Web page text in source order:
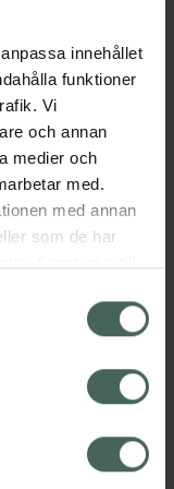
innehållet
funktioner
Vi
och annan
medier och
med.
med annan
som de har
påverkar inte
återkallelsen.
glansig
och
smältande
utan en
Visa